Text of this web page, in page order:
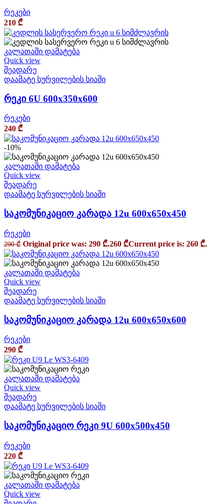
რეკები
210 ₾
კალათაში დამატება
Quick view
შეადარე
დაამატე სურვილების სიაში
რეკი 6U 600x350x600
რეკები
240 ₾
-10%
კალათაში დამატება
Quick view
შეადარე
დაამატე სურვილების სიაში
საკომუნიკაციო კარადა 12u 600x650x450
რეკები
290₾ Original price was: 290 ₾.260 ₾Current price is: 260 ₾.
კალათაში დამატება
Quick view
შეადარე
დაამატე სურვილების სიაში
საკომუნიკაციო კარადა 12u 600x650x600
რეკები
290 ₾
კალათაში დამატება
Quick view
შეადარე
დაამატე სურვილების სიაში
საკომუნიკაციო რეკი 9U 600x500x450
რეკები
220 ₾
კალათაში დამატება
Quick view